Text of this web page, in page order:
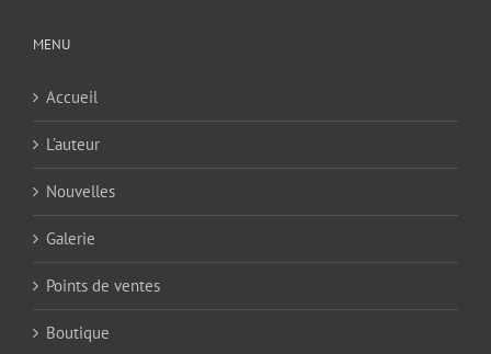
MENU
Accueil
L’auteur
Nouvelles
Galerie
Points de ventes
Boutique